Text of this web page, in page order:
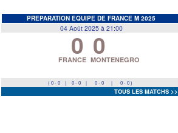
PREPARATION EQUIPE DE FRANCE M 2025
04 Août 2025 à 21:00
0
FRANCE 0
MONTENEGRO
( 0 - 0 | 0 - 0 | 0 - 0 | 0 - 0 )
TOUS LES MATCHS >>